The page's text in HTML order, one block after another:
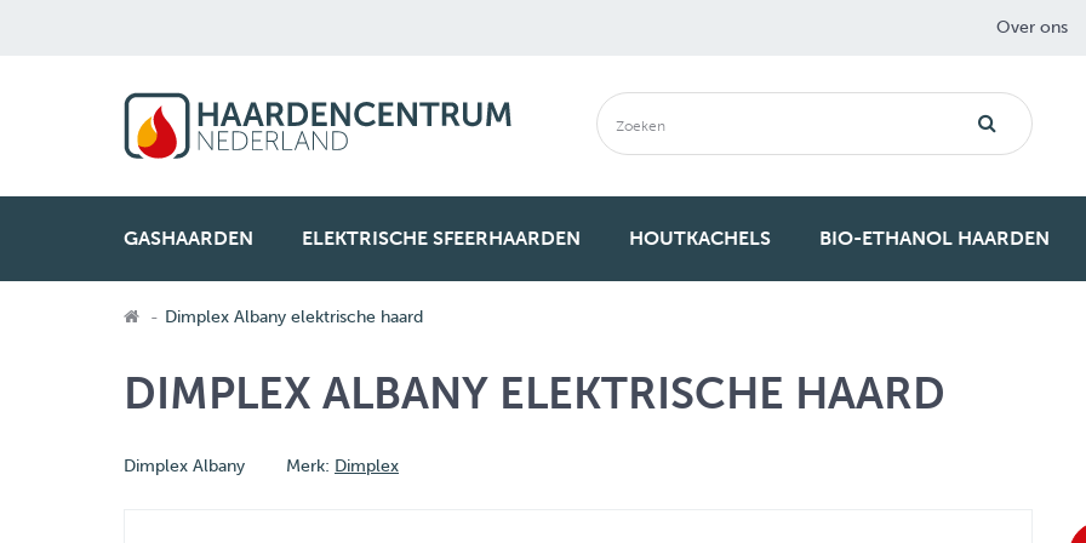
Over ons
GASHAARDEN ELEKTRISCHE SFEERHAARDEN HOUTKACHELS BIO-ETHANOL HAARDEN
Dimplex Albany elektrische haard
DIMPLEX ALBANY ELEKTRISCHE HAARD
Dimplex Albany Merk: Dimplex